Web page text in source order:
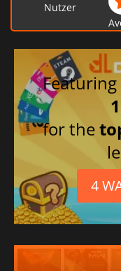
Chinesisch
traditionell
Russisch
Chinesisch
vereinfacht
Französisch
Spanisch
Nutzer
for the
4